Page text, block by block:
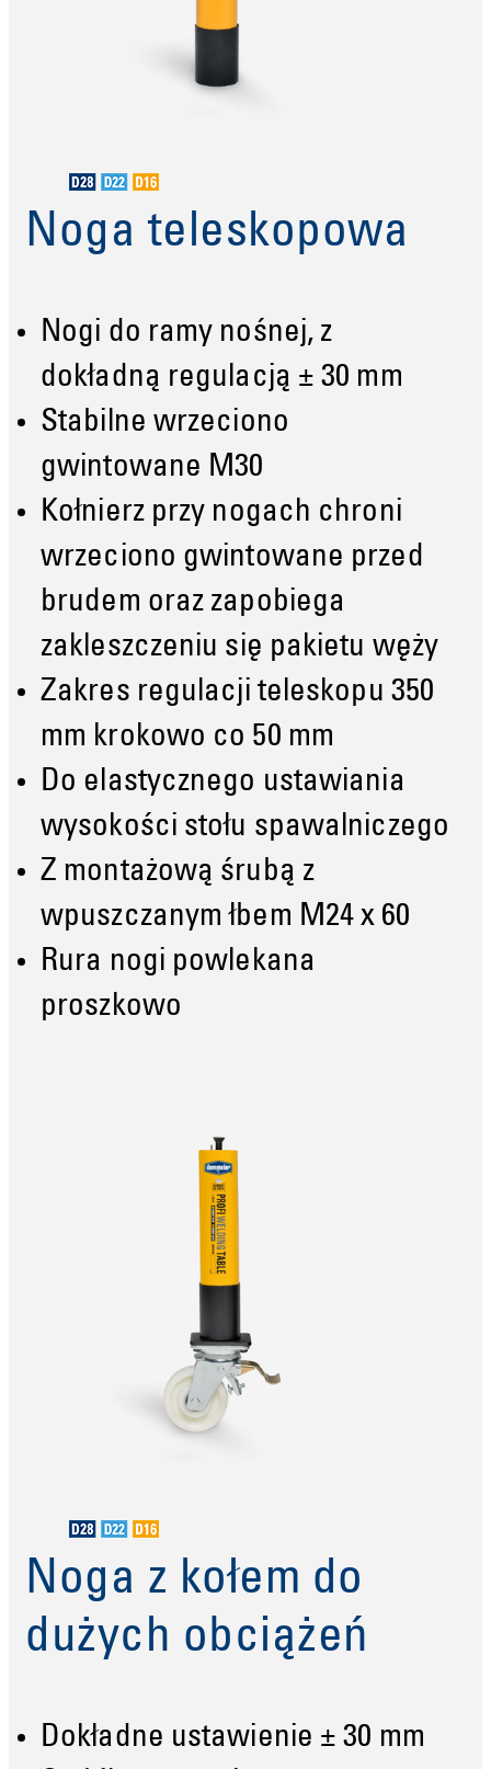
Noga teleskopowa
Nogi do ramy nośnej, z
dokładną regulacją ± 30 mm
Stabilne wrzeciono
gwintowane M30
Kołnierz przy nogach chroni
wrzeciono gwintowane przed
brudem oraz zapobiega
zakleszczeniu się pakietu węży
Zakres regulacji teleskopu 350
mm krokowo co 50 mm
Do elastycznego ustawiania
wysokości stołu spawalniczego
Z montażową śrubą z
wpuszczanym łbem M24 x 60
Rura nogi powlekana
proszkowo
Noga z kołem do
dużych obciążeń
Dokładne ustawienie ± 30 mm